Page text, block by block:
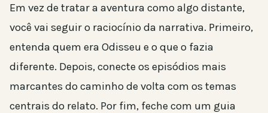
Em vez de tratar a aventura como algo distante,
você vai seguir o raciocínio da narrativa. Primeiro,
entenda quem era Odisseu e o que o fazia
diferente. Depois, conecte os episódios mais
marcantes do caminho de volta com os temas
centrais do relato. Por fim, feche com um guia